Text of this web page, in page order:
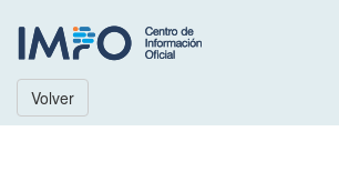
Volver